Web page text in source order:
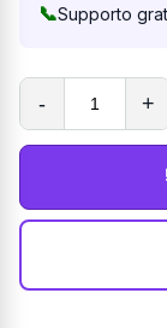
📞Supporto
- +